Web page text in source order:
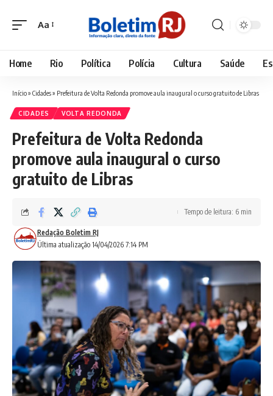
Font
Aa
Home Rio Política Polícia Cultura Saúde
Início» Cidades» Prefeitura de Volta Redonda promove aula inaugural o curso gratuito de Libras
CIDADES VOLTA REDONDA
Prefeitura de Volta Redonda
promove aula inaugural o curso
gratuito de Libras
Última atualização 14/04/2026 7:14 PM
Redação Boletim RJ
Tempo de leitura: 6 min